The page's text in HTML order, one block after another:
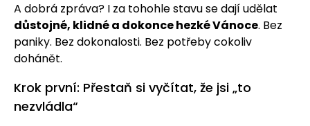
A dobrá zpráva? I za tohohle stavu se dají udělat
důstojné, klidné a dokonce hezké Vánoce. Bez
paniky. Bez dokonalosti. Bez potřeby cokoliv
dohánět.
Krok první: Přestaň si vyčítat, že jsi „to
nezvládla“